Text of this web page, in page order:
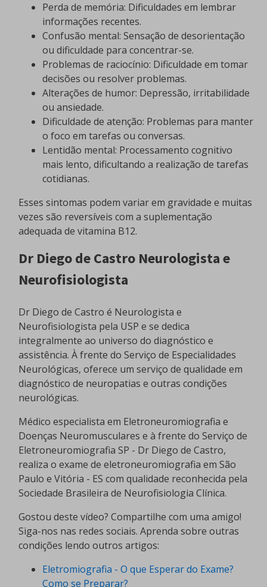
Perda de memória: Dificuldades em lembrar
informações recentes.
Confusão mental: Sensação de desorientação
ou dificuldade para concentrar-se.
Problemas de raciocínio: Dificuldade em tomar
decisões ou resolver problemas.
Alterações de humor: Depressão, irritabilidade
ou ansiedade.
Dificuldade de atenção: Problemas para manter
o foco em tarefas ou conversas.
Lentidão mental: Processamento cognitivo
mais lento, dificultando a realização de tarefas
cotidianas.
Esses sintomas podem variar em gravidade e muitas
vezes são reversíveis com a suplementação
adequada de vitamina B12.
Dr Diego de Castro Neurologista e
Neurofisiologista
Dr Diego de Castro é Neurologista e
Neurofisiologista pela USP e se dedica
integralmente ao universo do diagnóstico e
assistência. À frente do Serviço de Especialidades
Neurológicas, oferece um serviço de qualidade em
diagnóstico de neuropatias e outras condições
neurológicas.
Médico especialista em Eletroneuromiografia e
Doenças Neuromusculares e à frente do Serviço de
Eletroneuromiografia SP - Dr Diego de Castro,
realiza o exame de eletroneuromiografia em São
Paulo e Vitória - ES com qualidade reconhecida pela
Sociedade Brasileira de Neurofisiologia Clínica.
Gostou deste vídeo? Compartilhe com uma amigo!
Siga-nos nas redes sociais. Aprenda sobre outras
condições lendo outros artigos:
Eletromiografia - O que Esperar do Exame?
Como se Preparar?